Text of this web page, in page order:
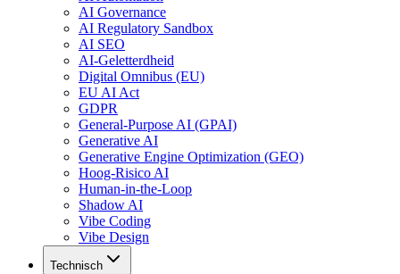
AI Governance
AI Regulatory Sandbox
AI SEO
AI-Geletterdheid
Digital Omnibus (EU)
EU AI Act
GDPR
General-Purpose AI (GPAI)
Generative AI
Generative Engine Optimization (GEO)
Hoog-Risico AI
Human-in-the-Loop
Shadow AI
Vibe Coding
Vibe Design
Technisch